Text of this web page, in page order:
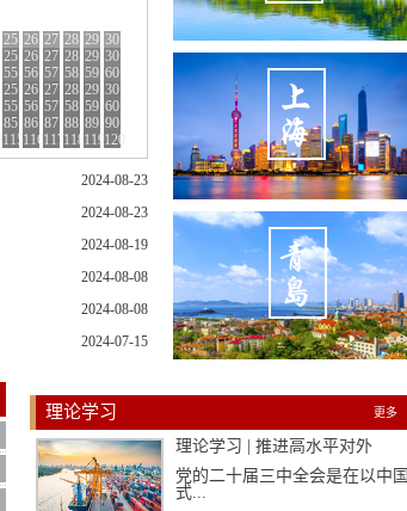
25 26 27 28 29 30
25 26 27 28 29 30
55 56 57 58 59 60
25 26 27 28 29 30
55 56 57 58 59 60
85 86 87 88 89 90
115 116 117 118 119 120
25 26 27 28 29 30
55 56 57 58 59 60
25 26 27 28 29 30
55 56 57 58 59 60
85 86 87 88 89 90
115 116 117 118 119 120
25 26 27 28 29 30
55 56 57 58 59 60
85 86 87 88 89 90
115 116 117 118 119 120
2024-08-23
2024-08-23
2024-08-19
2024-08-08
2024-08-08
2024-07-15
更多
理论学习
理论学习 | 推进高水平对外
开...
党的二十届三中全会是在以中国
式...